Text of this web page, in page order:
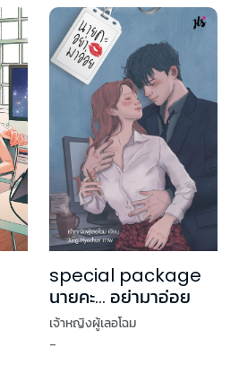
special package
นายคะ... อย่ามาอ่อย
เจ้าหญิงผู้เลอโฉม
-